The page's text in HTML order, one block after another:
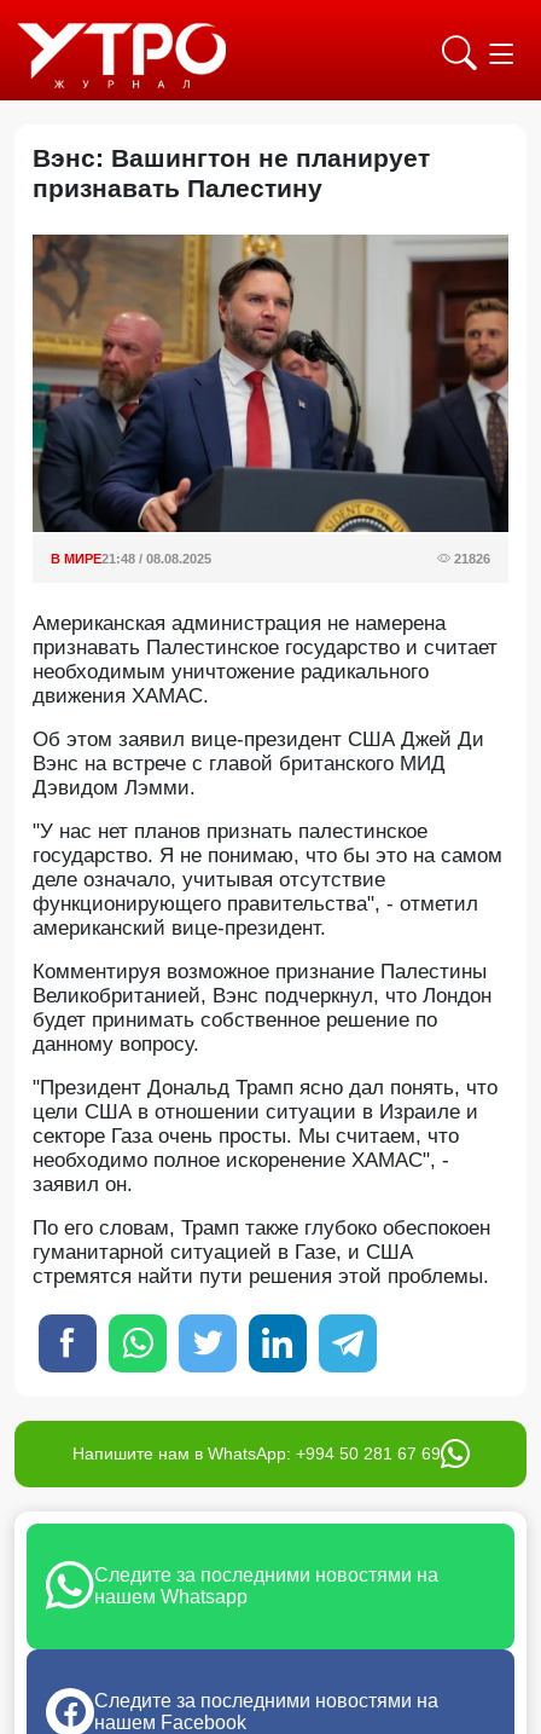
Вэнс: Вашингтон не планирует
признавать Палестину
В МИРЕ21:48 / 08.08.2025 21826
Американская администрация не намерена
признавать Палестинское государство и считает
необходимым уничтожение радикального
движения ХАМАС.
Об этом заявил вице-президент США Джей Ди
Вэнс на встрече с главой британского МИД
Дэвидом Лэмми.
"У нас нет планов признать палестинское
государство. Я не понимаю, что бы это на самом
деле означало, учитывая отсутствие
функционирующего правительства", - отметил
американский вице-президент.
Комментируя возможное признание Палестины
Великобританией, Вэнс подчеркнул, что Лондон
будет принимать собственное решение по
данному вопросу.
"Президент Дональд Трамп ясно дал понять, что
цели США в отношении ситуации в Израиле и
секторе Газа очень просты. Мы считаем, что
необходимо полное искоренение ХАМАС", -
заявил он.
По его словам, Трамп также глубоко обеспокоен
гуманитарной ситуацией в Газе, и США
стремятся найти пути решения этой проблемы.
Напишите нам в WhatsApp: +994 50 281 67 69
Следите за последними новостями на
нашем Whatsapp
Следите за последними новостями на
нашем Facebook